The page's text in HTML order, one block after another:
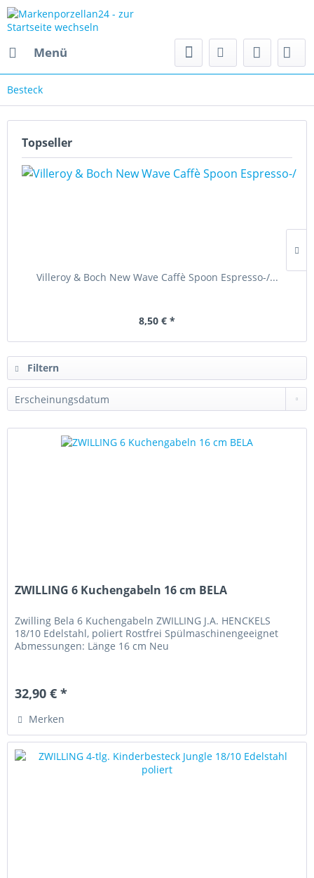
Menü
Besteck
Topseller
Villeroy & Boch New Wave Caffè Spoon Espresso-/...
8,50 € *
Filtern
ZWILLING 6 Kuchengabeln 16 cm BELA
Zwilling Bela 6 Kuchengabeln ZWILLING J.A. HENCKELS
18/10 Edelstahl, poliert Rostfrei Spülmaschinengeeignet
Abmessungen: Länge 16 cm Neu
32,90 € *
Merken